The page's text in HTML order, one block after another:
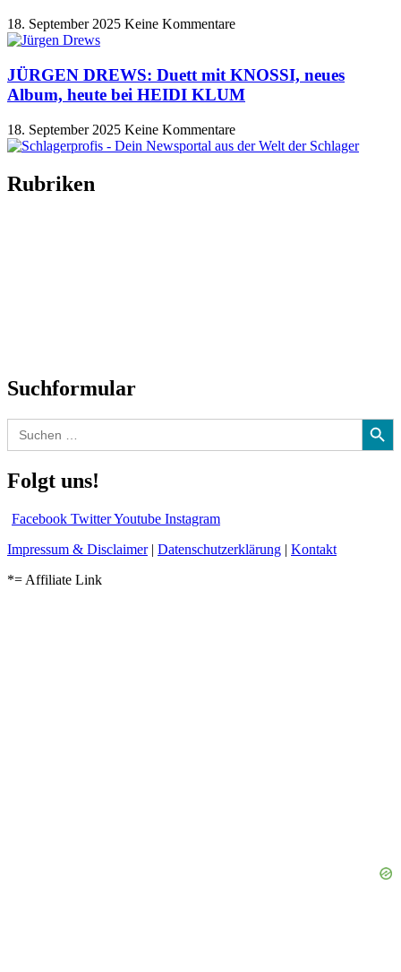
18. September 2025 Keine Kommentare
JÜRGEN DREWS: Duett mit KNOSSI, neues
Album, heute bei HEIDI KLUM
18. September 2025 Keine Kommentare
Rubriken
Suchformular
Search
for:
Search Button
Folgt uns!
Facebook TwitterYoutube Instagram
Impressum & Disclaimer| Datenschutzerklärung | Kontakt
*= Affiliate Link